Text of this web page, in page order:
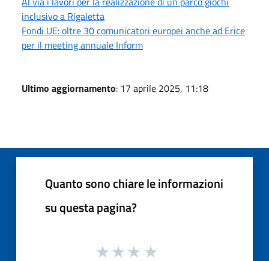
inclusivo a Rigaletta
Fondi UE: oltre 30 comunicatori europei anche ad Erice
per il meeting annuale Inform
Ultimo aggiornamento: 17 aprile 2025, 11:18
Quanto sono chiare le informazioni
su questa pagina?